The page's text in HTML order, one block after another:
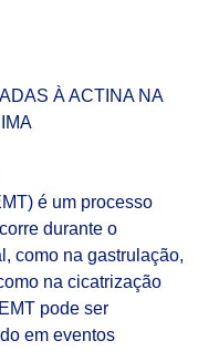
À ACTINA NA
é um processo
durante o
como na gastrulação,
na cicatrização
pode ser
em eventos